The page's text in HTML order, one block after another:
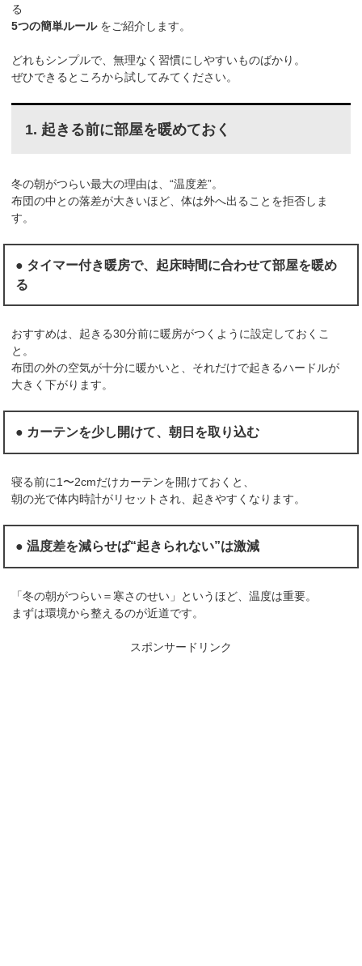
る
5つの簡単ルールをご紹介します。
どれもシンプルで、無理なく習慣にしやすいものばかり。
ぜひできるところから試してみてください。
1. 起きる前に部屋を暖めておく
冬の朝がつらい最大の理由は、“温度差”。
布団の中との落差が大きいほど、体は外へ出ることを拒否しま
す。
● タイマー付き暖房で、起床時間に合わせて部屋を暖め
る
おすすめは、起きる30分前に暖房がつくように設定しておくこ
と。
布団の外の空気が十分に暖かいと、それだけで起きるハードルが
大きく下がります。
● カーテンを少し開けて、朝日を取り込む
寝る前に1〜2cmだけカーテンを開けておくと、
朝の光で体内時計がリセットされ、起きやすくなります。
● 温度差を減らせば“起きられない”は激減
「冬の朝がつらい＝寒さのせい」というほど、温度は重要。
まずは環境から整えるのが近道です。
スポンサードリンク